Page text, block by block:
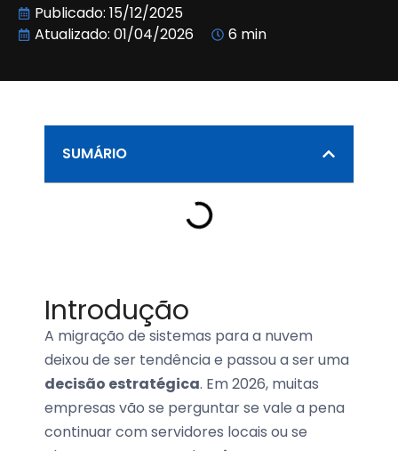
Publicado: 15/12/2025
Atualizado: 01/04/2026
6 min
SUMÁRIO
Introdução
A migração de sistemas para a nuvem
deixou de ser tendência e passou a ser uma
decisão estratégica. Em 2026, muitas
empresas vão se perguntar se vale a pena
continuar com servidores locais ou se